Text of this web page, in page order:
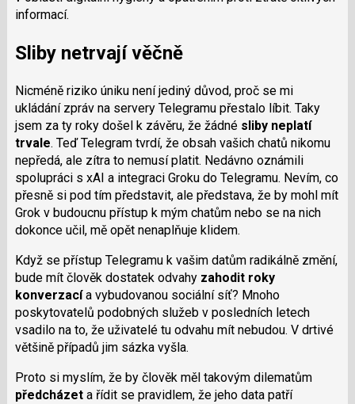
informací.
Sliby netrvají věčně
Nicméně riziko úniku není jediný důvod, proč se mi
ukládání zpráv na servery Telegramu přestalo líbit. Taky
jsem za ty roky došel k závěru, že žádné sliby neplatí
trvale. Teď Telegram tvrdí, že obsah vašich chatů nikomu
nepředá, ale zítra to nemusí platit. Nedávno oznámili
spolupráci s xAI a integraci Groku do Telegramu. Nevím, co
přesně si pod tím představit, ale představa, že by mohl mít
Grok v budoucnu přístup k mým chatům nebo se na nich
dokonce učil, mě opět nenaplňuje klidem.
Když se přístup Telegramu k vašim datům radikálně změní,
bude mít člověk dostatek odvahy zahodit roky
konverzacía vybudovanou sociální síť? Mnoho
poskytovatelů podobných služeb v posledních letech
vsadilo na to, že uživatelé tu odvahu mít nebudou. V drtivé
většině případů jim sázka vyšla.
Proto si myslím, že by člověk měl takovým dilematům
předcházeta řídit se pravidlem, že jeho data patří